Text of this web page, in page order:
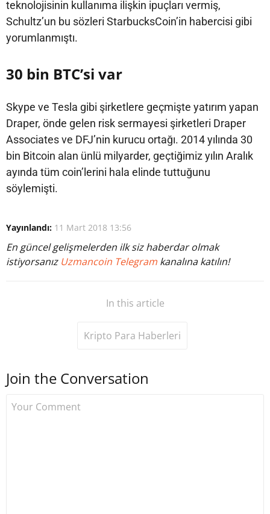
teknolojisinin kullanıma ilişkin ipuçları vermiş,
Schultz’un bu sözleri StarbucksCoin’in habercisi gibi
yorumlanmıştı.
30 bin BTC’si var
Skype ve Tesla gibi şirketlere geçmişte yatırım yapan
Draper, önde gelen risk sermayesi şirketleri Draper
Associates ve DFJ’nin kurucu ortağı. 2014 yılında 30
bin Bitcoin alan ünlü milyarder, geçtiğimiz yılın Aralık
ayında tüm coin’lerini hala elinde tuttuğunu
söylemişti.
Yayınlandı: 11 Mart 2018 13:56
En güncel gelişmelerden ilk siz haberdar olmak
istiyorsanız Uzmancoin Telegram kanalına katılın!
In this article
Kripto Para Haberleri
Join the Conversation